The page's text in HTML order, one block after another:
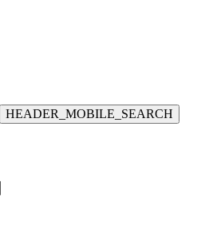
HEADER_MOBILE_SEARCH